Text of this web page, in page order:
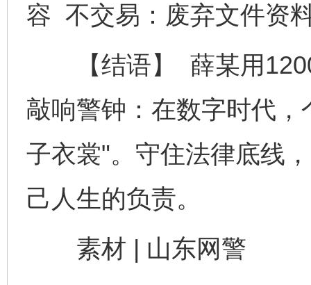
容 不交易：废弃文件资
【结语】 薛某用1200
敲响警钟：在数字时代
子衣裳"。守住法律底线
己人生的负责。
素材 | 山东网警
完善运行机制助力责任有效落实